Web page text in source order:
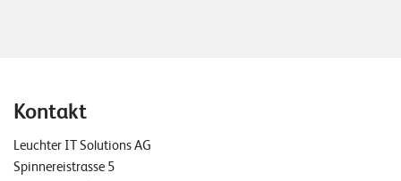
Kontakt
Leuchter IT Solutions AG
Spinnereistrasse 5